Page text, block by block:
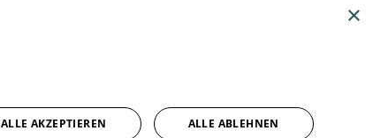
×
ALLE AKZEPTIEREN ALLE ABLEHNEN